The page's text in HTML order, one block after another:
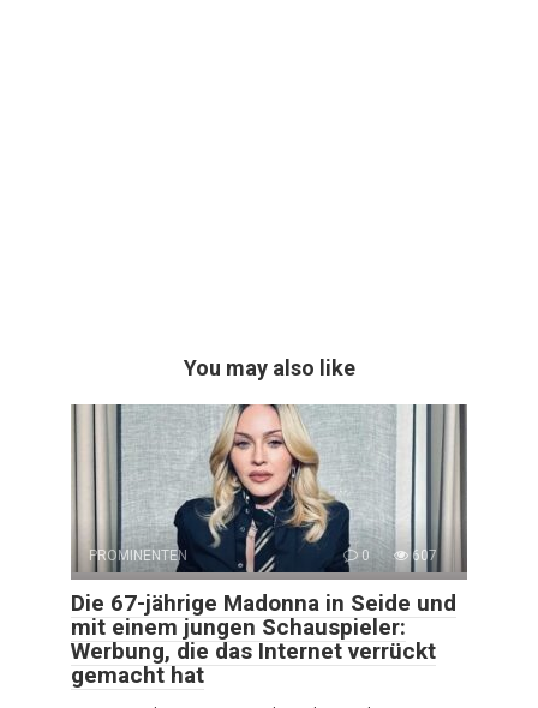
You may also like
PROMINENTEN 0 607
Die 67-jährige Madonna in Seide und
mit einem jungen Schauspieler:
Werbung, die das Internet verrückt
gemacht hat